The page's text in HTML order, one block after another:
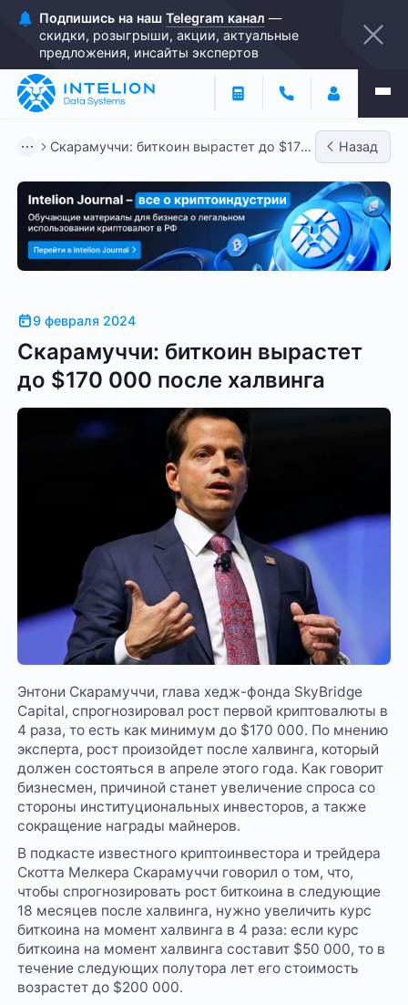
Подпишись на наш Telegram канал —
скидки, розыгрыши, акции, актуальные
предложения, инсайты экспертов
Скарамуччи: биткоин вырастет до $170
Назад
9 февраля 2024
Скарамуччи: биткоин вырастет
до $170 000 после халвинга
Энтони Скарамуччи, глава хедж-фонда SkyBridge
Capital, спрогнозировал рост первой криптовалюты в
4 раза, то есть как минимум до $170 000. По мнению
эксперта, рост произойдет после халвинга, который
должен состояться в апреле этого года. Как говорит
бизнесмен, причиной станет увеличение спроса со
стороны институциональных инвесторов, а также
сокращение награды майнеров.
В подкасте известного криптоинвестора и трейдера
Скотта Мелкера Скарамуччи говорил о том, что,
чтобы спрогнозировать рост биткоина в следующие
18 месяцев после халвинга, нужно увеличить курс
биткоина на момент халвинга в 4 раза: если курс
биткоина на момент халвинга составит $50 000, то в
течение следующих полутора лет его стоимость
возрастет до $200 000.